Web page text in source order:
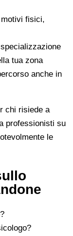
fisici,
tua zona
anche in
chi risiede a
professionisti su
le